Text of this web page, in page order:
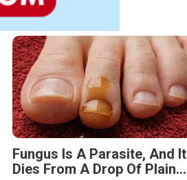
Fungus Is A Parasite, And It
Dies From A Drop Of Plain...